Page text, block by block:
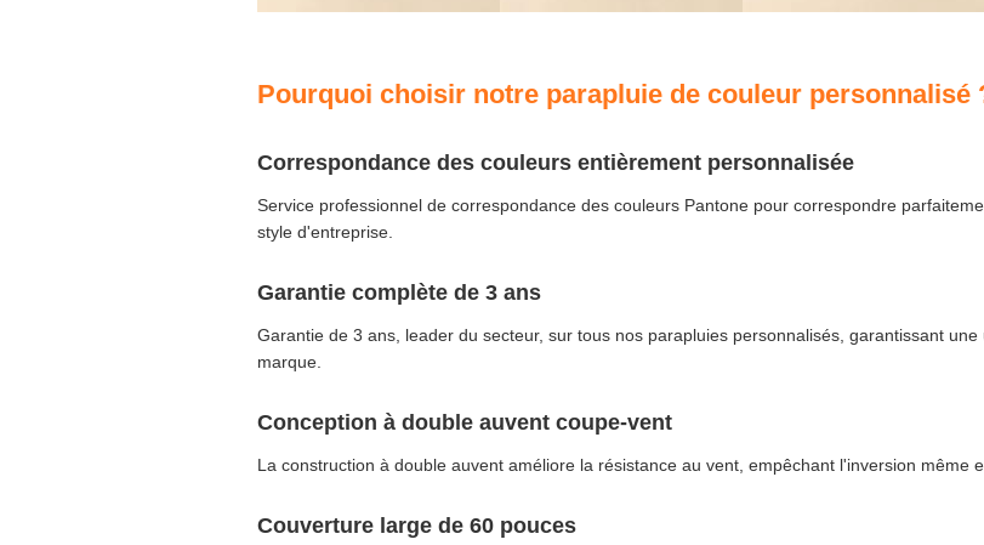
Pourquoi choisir notre parapluie de couleur personnalisé
Correspondance des couleurs entièrement personnalisée
Service professionnel de correspondance des couleurs Pantone pour correspondre
style d'entreprise.
Garantie complète de 3 ans
Garantie de 3 ans, leader du secteur, sur tous nos parapluies personnalisés, garantissant
marque.
Conception à double auvent coupe-vent
La construction à double auvent améliore la résistance au vent, empêchant l'inversion même
Couverture large de 60 pouces